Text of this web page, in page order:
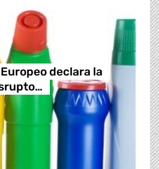
declara la